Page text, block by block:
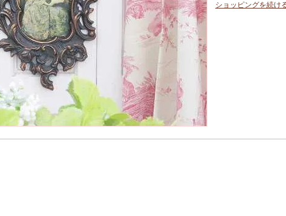
ショッピングを続け